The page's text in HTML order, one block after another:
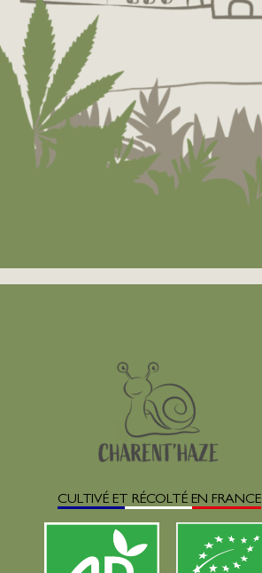
CULTIVÉ ET RÉCOLTÉ EN FRANCE